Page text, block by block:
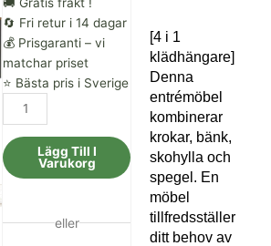
var:
1,196.00 kr.
är:
1,020.00 kr.
🔄 Fri retur i 14 dagar
💰 Prisgaranti – vi
matchar priset
⭐ Bästa pris i Sverige
Klädhängare,
Hallmöbler,
Spegel,
Skohylla
Och
Hyllor,
36
Lägg Till I
Varukorg
eller
[4 i 1
klädhängare]
Denna
entrémöbel
kombinerar
krokar, bänk,
skohylla och
spegel. En
möbel
tillfredsställer
ditt behov av